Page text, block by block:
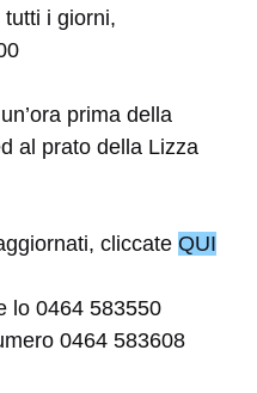
i giorni,
prima della
al prato della Lizza
cliccate QUI
lo 0464 583550
0464 583608